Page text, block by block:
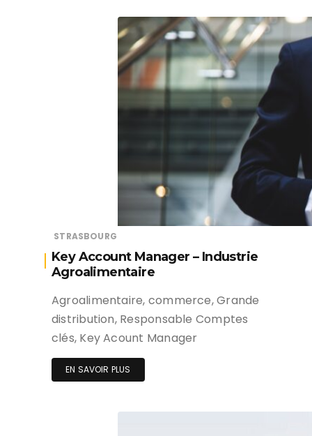
STRASBOURG
Key Account Manager – Industrie
Agroalimentaire
Agroalimentaire, commerce, Grande
distribution, Responsable Comptes
clés, Key Acount Manager
EN SAVOIR PLUS